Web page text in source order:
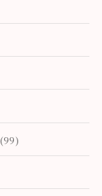
(99)